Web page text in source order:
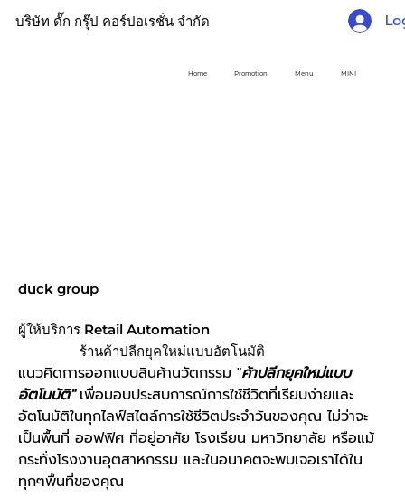
บริษัท ดั๊ก กรุ๊ป คอร์ปอเรชั่น จำกัด
Home Promotion Menu MINI
ผู้ให้บริการ Retail Automation
ร้านค้าปลีกยุคใหม่แบบอัตโนมัติ
duck group
แนวคิดการออกแบบสินค้านวัตกรรม "ค้าปลีกยุคใหม่แบบ
อัตโนมัติ"เพื่อมอบประสบการณ์การใช้ชีวิตที่เรียบง่ายและ
อัตโนมัติในทุกไลฟ์สไตล์การใช้ชีวิตประจำวันของคุณ ไม่ว่าจะ
เป็นพื้นที่ ออฟฟิศ ที่อยู่อาศัย โรงเรียน มหาวิทยาลัย หรือแม้
กระทั่งโรงงานอุตสาหกรรม และในอนาคตจะพบเจอเราได้ใน
ทุกๆพื้นที่ของคุณ